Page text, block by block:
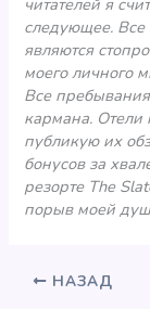
читателей я
следующее. Все
являются
моего личного
Все
кармана. Отели
публикую их
бонусов за
резорте The
порыв моей
НАЗАД